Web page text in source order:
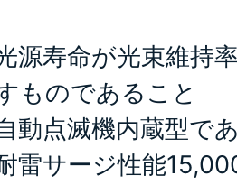
源寿命が光束維持
ものであること
動点滅機内蔵型で
雷サージ性能